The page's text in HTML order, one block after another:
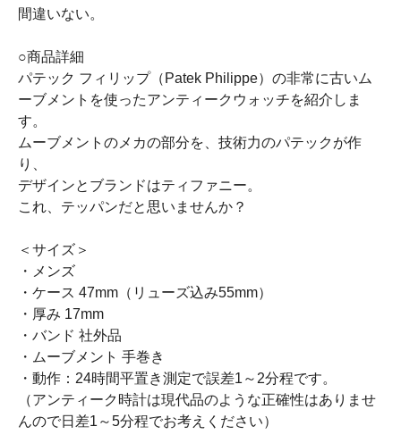
間違いない。
○商品詳細
パテック フィリップ（Patek Philippe）の非常に古いム
ーブメントを使ったアンティークウォッチを紹介しま
す。
ムーブメントのメカの部分を、技術力のパテックが作
り、
デザインとブランドはティファニー。
これ、テッパンだと思いませんか？
＜サイズ＞
・メンズ
・ケース 47mm（リューズ込み55mm）
・厚み 17mm
・バンド 社外品
・ムーブメント 手巻き
・動作：24時間平置き測定で誤差1～2分程です。
（アンティーク時計は現代品のような正確性はありませ
んので日差1～5分程でお考えください）